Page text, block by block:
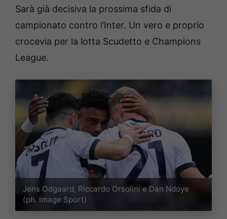
Sarà già decisiva la prossima sfida di
campionato contro l’Inter. Un vero e proprio
crocevia per la lotta Scudetto e Champions
League.
Jens Odgaard, Riccardo Orsolini e Dan Ndoye
(ph. Image Sport)